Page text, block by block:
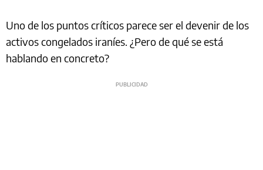
Uno de los puntos críticos parece ser el devenir de los
activos congelados iraníes. ¿Pero de qué se está
hablando en concreto?